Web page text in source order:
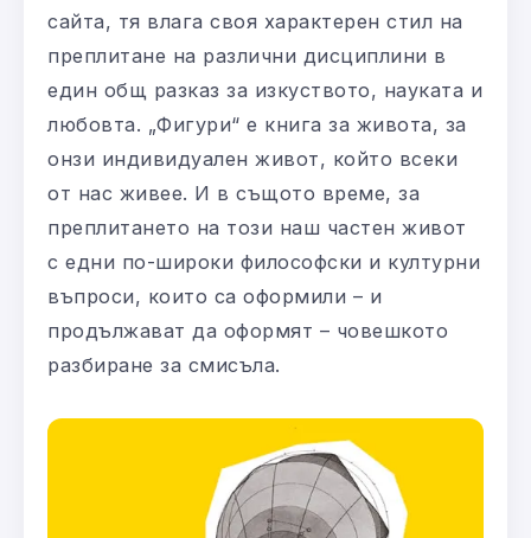
сайта, тя влага своя характерен стил на
преплитане на различни дисциплини в
един общ разказ за изкуството, науката и
любовта. „Фигури“ е книга за живота, за
онзи индивидуален живот, който всеки
от нас живее. И в същото време, за
преплитането на този наш частен живот
с едни по-широки философски и културни
въпроси, които са оформили – и
продължават да оформят – човешкото
разбиране за смисъла.